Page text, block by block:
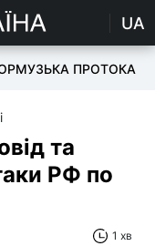
UA
ПРОТОКА
та
РФ по
1 хв